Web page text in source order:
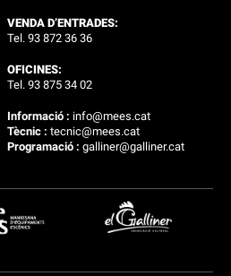
VENDA D’ENTRADES:
Tel. 93 872 36 36
OFICINES:
Tel. 93 875 34 02
Informació : info@mees.cat
Tècnic :tecnic@mees.cat
Programació :galliner@galliner.cat